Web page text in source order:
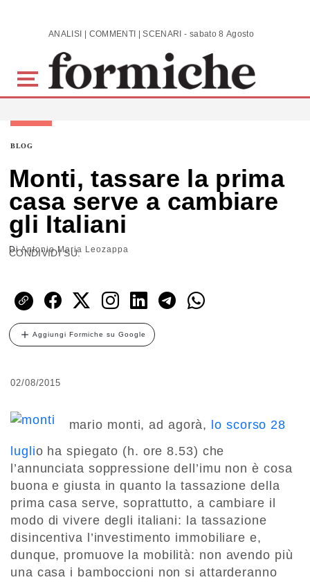
Skip to main content ANALISI | COMMENTI | SCENARI - sabato 8 Agosto 2026
BLOG
Monti, tassare la prima
casa serve a cambiare
gli Italiani
DiAntonio Maria Leozappa
CONDIVIDI SU:
Aggiungi Formiche su Google
02/08/2015
mario monti, ad agorà, lo scorso 28
luglio ha spiegato (h. ore 8.53) che
l’annunciata soppressione dell’imu non è cosa
buona e giusta in quanto la tassazione della
prima casa serve, soprattutto, a cambiare il
modo di vivere degli italiani: la tassazione
disincentiva l’investimento immobiliare e,
dunque, promuove la mobilità: non avendo più
una casa i bamboccioni non si attarderanno